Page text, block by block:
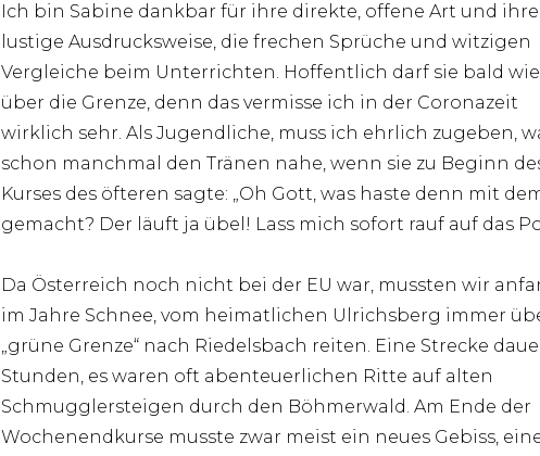
Ich bin Sabine dankbar für ihre direkte, offene Art und ihre
lustige Ausdrucksweise, die frechen Sprüche und witzigen
Vergleiche beim Unterrichten. Hoffentlich darf sie bald
über die Grenze, denn das vermisse ich in der Coronazeit
wirklich sehr. Als Jugendliche, muss ich ehrlich zugeben,
schon manchmal den Tränen nahe, wenn sie zu Beginn
Kurses des öfteren sagte: „Oh Gott, was haste denn mit
gemacht? Der läuft ja übel! Lass mich sofort rauf auf das
Da Österreich noch nicht bei der EU war, mussten wir
im Jahre Schnee, vom heimatlichen Ulrichsberg immer
„grüne Grenze“ nach Riedelsbach reiten. Eine Strecke
Stunden, es waren oft abenteuerlichen Ritte auf alten
Schmugglersteigen durch den Böhmerwald. Am Ende der
Wochenendkurse musste zwar meist ein neues Gebiss,